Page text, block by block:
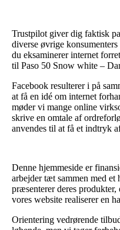
Trustpilot giver dig faktisk
diverse øvrige
du eksaminerer internet
til Paso 50 Snow white –
Facebook resulterer i på
at få en idé om internet
møder vi mange online
skrive en omtale af
anvendes til at få et indtryk
Denne hjemmeside er
arbejder tæt sammen med
præsenterer deres
vores website realiserer en
Orientering vedrørende